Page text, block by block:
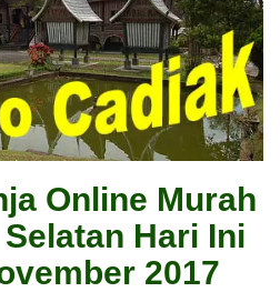
Online Murah
Hari Ini
2017